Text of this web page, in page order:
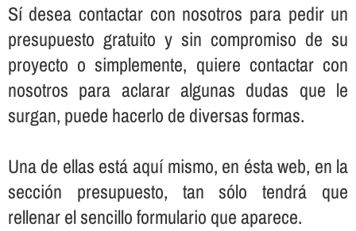
Sí­ desea contactar con nosotros para pedir un
presupuesto gratuito y sin compromiso de su
proyecto o simplemente, quiere contactar con
nosotros para aclarar algunas dudas que le
surgan, puede hacerlo de diversas formas.
Una de ellas está aquí­ mismo, en ésta web, en la
sección presupuesto, tan sólo tendrá que
rellenar el sencillo formulario que aparece.